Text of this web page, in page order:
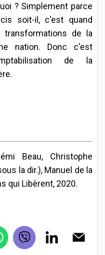
? Simplement parce
soit-il, c'est quand
de la
nation. Donc c'est
de la
Beau, Christophe
la dir.), Manuel de la
qui Libèrent, 2020.